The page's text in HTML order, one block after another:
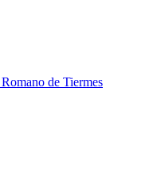
de Tiermes